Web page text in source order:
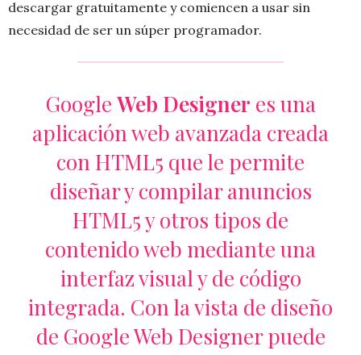
descargar gratuitamente y comiencen a usar sin
necesidad de ser un súper programador.
Google Web Designer es una
aplicación web avanzada creada
con HTML5 que le permite
diseñar y compilar anuncios
HTML5 y otros tipos de
contenido web mediante una
interfaz visual y de código
integrada. Con la vista de diseño
de Google Web Designer puede